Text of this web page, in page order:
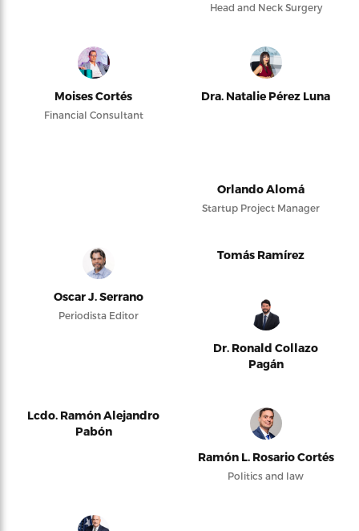
Head and Neck Surgery
Moises Cortés
Financial Consultant
Dra. Natalie Pérez Luna
Orlando Alomá
Startup Project Manager
Oscar J. Serrano
Periodista Editor
Tomás Ramírez
Dr. Ronald Collazo
Pagán
Lcdo. Ramón Alejandro
Pabón
Ramón L. Rosario Cortés
Politics and law